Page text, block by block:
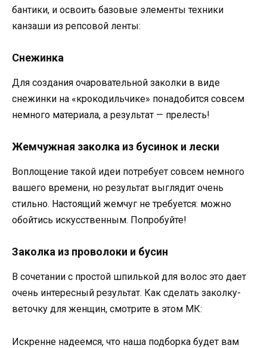
бантики, и освоить базовые элементы техники
канзаши из репсовой ленты:
Снежинка
Для создания очаровательной заколки в виде
снежинки на «крокодильчике» понадобится совсем
немного материала, а результат — прелесть!
Жемчужная заколка из бусинок и лески
Воплощение такой идеи потребует совсем немного
вашего времени, но результат выглядит очень
стильно. Настоящий жемчуг не требуется: можно
обойтись искусственным. Попробуйте!
Заколка из проволоки и бусин
В сочетании с простой шпилькой для волос это дает
очень интересный результат. Как сделать заколку-
веточку для женщин, смотрите в этом МК:
Искренне надеемся, что наша подборка будет вам